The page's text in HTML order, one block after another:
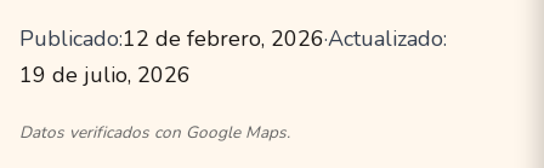
Publicado:12 de febrero, 2026·Actualizado:
19 de julio, 2026
Datos verificados con Google Maps.